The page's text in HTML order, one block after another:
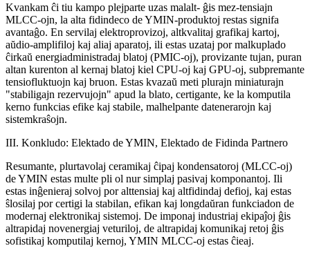
Kvankam ĉi tiu kampo plejparte uzas malalt- ĝis mez-tensiajn
MLCC-ojn, la alta fidindeco de YMIN-produktoj restas signifa
avantaĝo. En servilaj elektroprovizoj, altkvalitaj grafikaj kartoj,
aŭdio-amplifiloj kaj aliaj aparatoj, ili estas uzataj por malkuplado
ĉirkaŭ energiadministradaj blatoj (PMIC-oj), provizante tujan, puran
altan kurenton al kernaj blatoj kiel CPU-oj kaj GPU-oj, subpremante
tensiofluktuojn kaj bruon. Estas kvazaŭ meti plurajn miniaturajn
"stabiligajn rezervujojn" apud la blato, certigante, ke la komputila
kerno funkcias efike kaj stabile, malhelpante datenerarojn kaj
sistemkraŝojn.
III. Konkludo: Elektado de YMIN, Elektado de Fidinda Partnero
Resumante, plurtavolaj ceramikaj ĉipaj kondensatoroj (MLCC-oj)
de YMIN estas multe pli ol nur simplaj pasivaj komponantoj. Ili
estas inĝenieraj solvoj por alttensiaj kaj altfidindaj defioj, kaj estas
ŝlosilaj por certigi la stabilan, efikan kaj longdaŭran funkciadon de
modernaj elektronikaj sistemoj. De imponaj industriaj ekipaĵoj ĝis
altrapidaj novenergiaj veturiloj, de altrapidaj komunikaj retoj ĝis
sofistikaj komputilaj kernoj, YMIN MLCC-oj estas ĉieaj.